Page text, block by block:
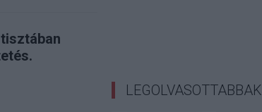
LEGOLVASOTTABBAK